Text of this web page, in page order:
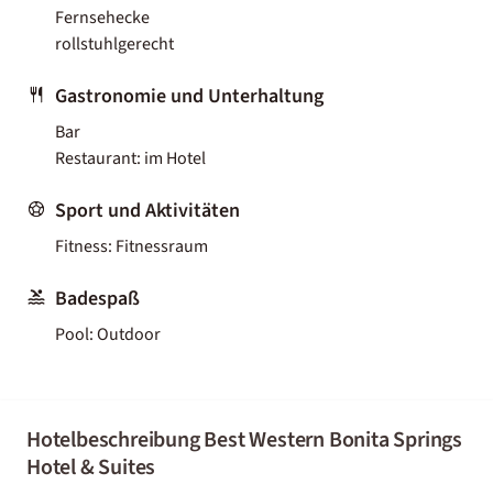
Fernsehecke
rollstuhlgerecht
Gastronomie und Unterhaltung
Bar
Restaurant: im Hotel
Sport und Aktivitäten
Fitness: Fitnessraum
Badespaß
Pool: Outdoor
Hotelbeschreibung Best Western Bonita Springs
Hotel & Suites